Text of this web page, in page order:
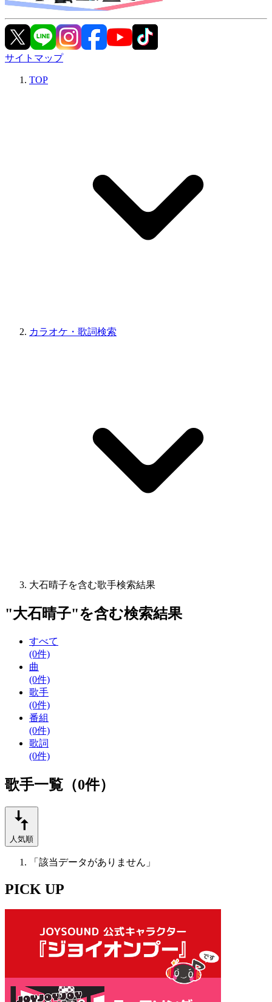
サイトマップ
TOP
カラオケ・歌詞検索
大石晴子を含む歌手検索結果
"大石晴子"を含む検索結果
すべて
(0件)
曲
(0件)
歌手
(0件)
番組
(0件)
歌詞
(0件)
歌手一覧（0件）
人気順
「該当データがありません」
PICK UP